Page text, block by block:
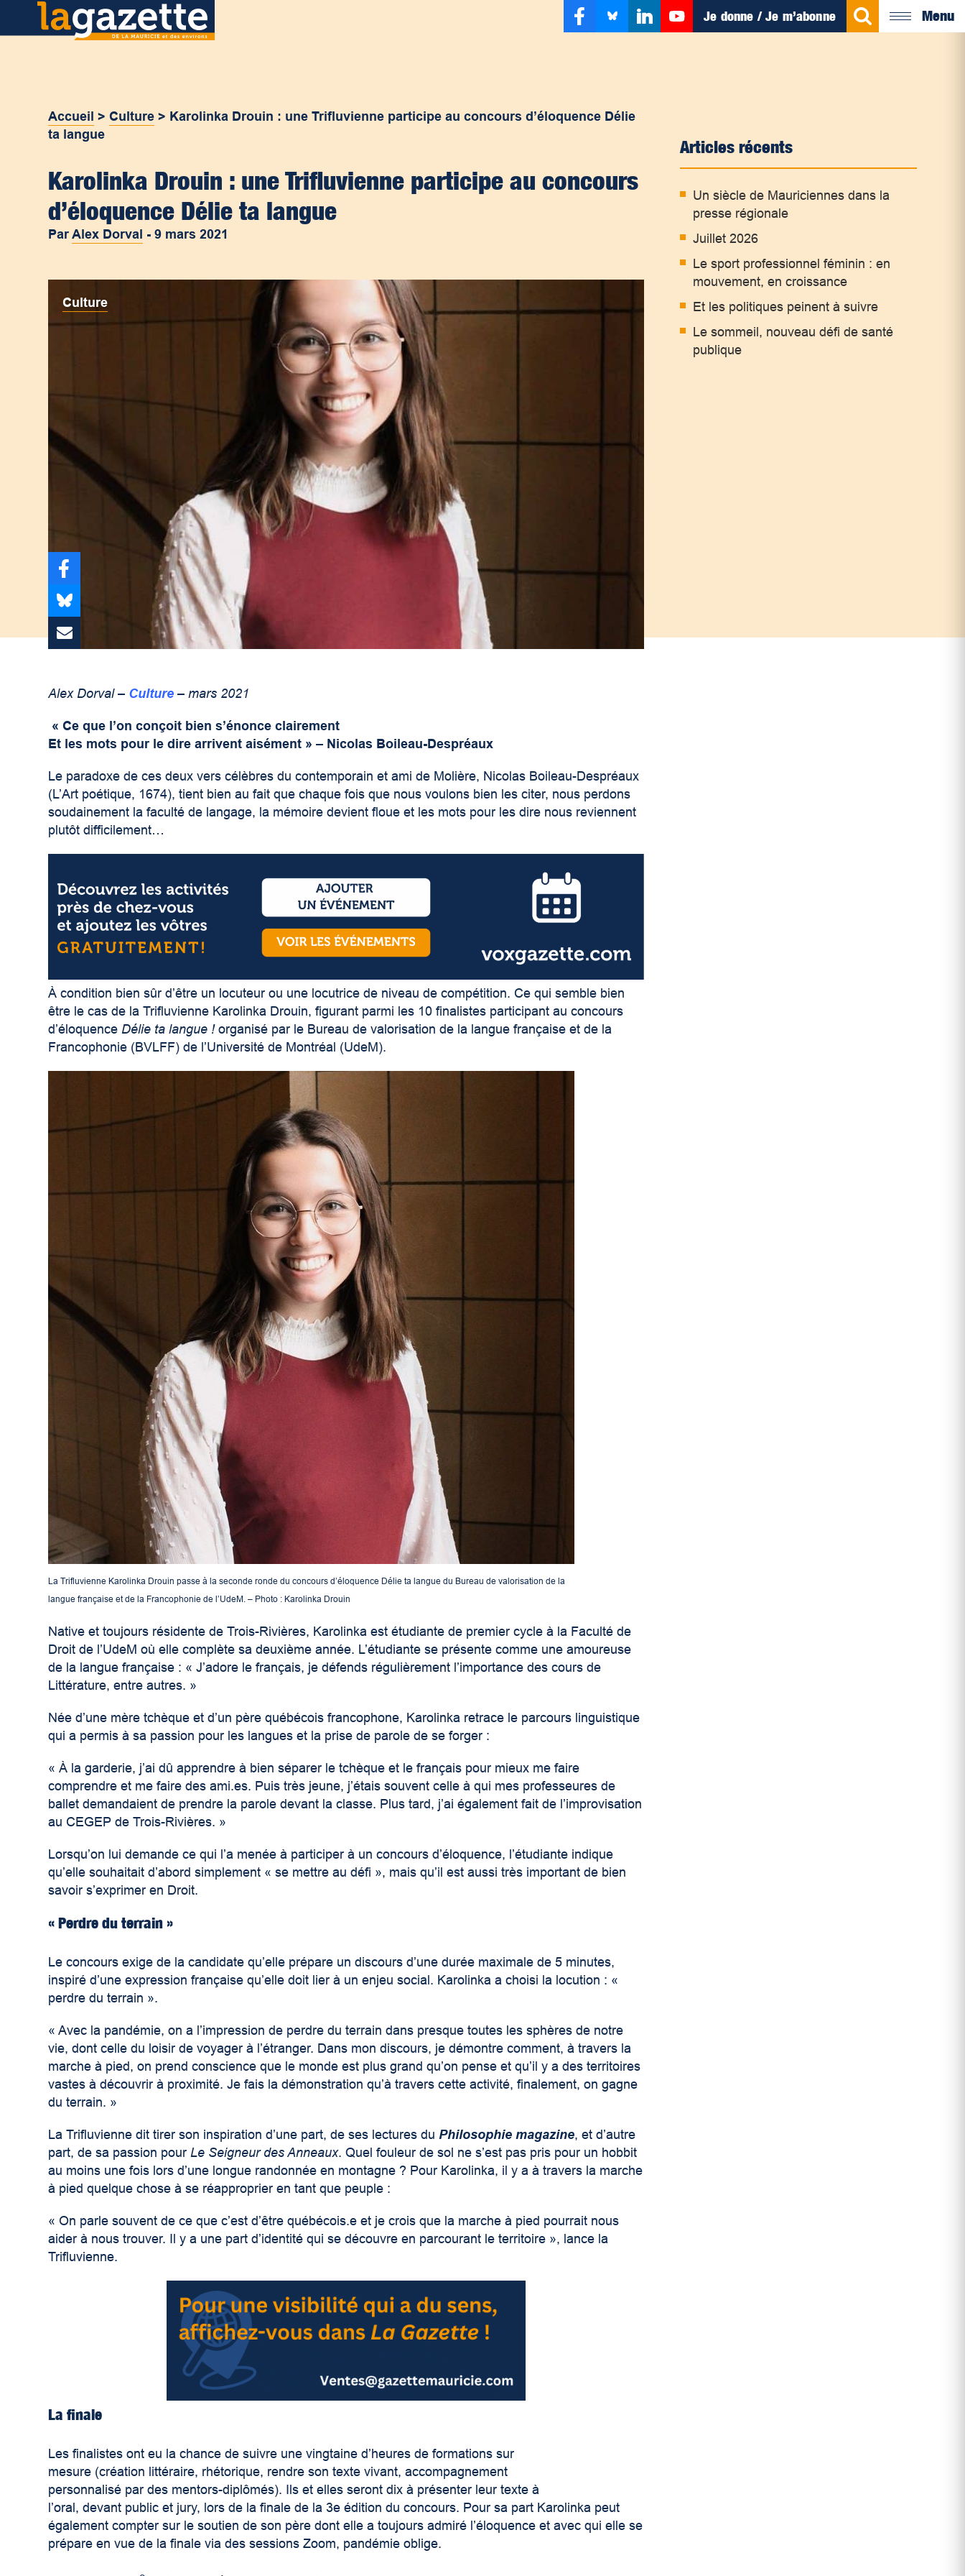
Je donne / Je m’abonne Menu
Accueil >Culture > Karolinka Drouin : une Trifluvienne participe au concours d’éloquence Délie
ta langue
Karolinka Drouin : une Trifluvienne participe au concours
d’éloquence Délie ta langue
ParAlex Dorval -9 mars 2021
Culture
Alex Dorval – Culture – mars 2021
« Ce que l’on conçoit bien s’énonce clairement
Et les mots pour le dire arrivent aisément » – Nicolas Boileau-Despréaux
Le paradoxe de ces deux vers célèbres du contemporain et ami de Molière, Nicolas Boileau-Despréaux
(L’Art poétique, 1674), tient bien au fait que chaque fois que nous voulons bien les citer, nous perdons
soudainement la faculté de langage, la mémoire devient floue et les mots pour les dire nous reviennent
plutôt difficilement…
À condition bien sûr d’être un locuteur ou une locutrice de niveau de compétition. Ce qui semble bien
être le cas de la Trifluvienne Karolinka Drouin, figurant parmi les 10 finalistes participant au concours
d’éloquenceDélie ta langue !organisé par le Bureau de valorisation de la langue française et de la
Francophonie (BVLFF) de l’Université de Montréal (UdeM).
La Trifluvienne Karolinka Drouin passe à la seconde ronde du concours d’éloquence Délie ta langue du Bureau de valorisation de la
langue française et de la Francophonie de l’UdeM. – Photo : Karolinka Drouin
Native et toujours résidente de Trois-Rivières, Karolinka est étudiante de premier cycle à la Faculté de
Droit de l’UdeM où elle complète sa deuxième année. L’étudiante se présente comme une amoureuse
de la langue française : « J’adore le français, je défends régulièrement l’importance des cours de
Littérature, entre autres. »
Née d’une mère tchèque et d’un père québécois francophone, Karolinka retrace le parcours linguistique
qui a permis à sa passion pour les langues et la prise de parole de se forger :
« À la garderie, j’ai dû apprendre à bien séparer le tchèque et le français pour mieux me faire
comprendre et me faire des ami.es. Puis très jeune, j’étais souvent celle à qui mes professeures de
ballet demandaient de prendre la parole devant la classe. Plus tard, j’ai également fait de l’improvisation
au CEGEP de Trois-Rivières. »
Lorsqu’on lui demande ce qui l’a menée à participer à un concours d’éloquence, l’étudiante indique
qu’elle souhaitait d’abord simplement « se mettre au défi », mais qu’il est aussi très important de bien
savoir s’exprimer en Droit.
« Perdre du terrain »
Le concours exige de la candidate qu’elle prépare un discours d’une durée maximale de 5 minutes,
inspiré d’une expression française qu’elle doit lier à un enjeu social. Karolinka a choisi la locution : «
perdre du terrain ».
« Avec la pandémie, on a l’impression de perdre du terrain dans presque toutes les sphères de notre
vie, dont celle du loisir de voyager à l’étranger. Dans mon discours, je démontre comment, à travers la
marche à pied, on prend conscience que le monde est plus grand qu’on pense et qu’il y a des territoires
vastes à découvrir à proximité. Je fais la démonstration qu’à travers cette activité, finalement, on gagne
du terrain. »
La Trifluvienne dit tirer son inspiration d’une part, de ses lectures duPhilosophie magazine, et d’autre
part, de sa passion pourLe Seigneur des Anneaux. Quel fouleur de sol ne s’est pas pris pour un hobbit
au moins une fois lors d’une longue randonnée en montagne ? Pour Karolinka, il y a à travers la marche
à pied quelque chose à se réapproprier en tant que peuple :
« On parle souvent de ce que c’est d’être québécois.e et je crois que la marche à pied pourrait nous
aider à nous trouver. Il y a une part d’identité qui se découvre en parcourant le territoire », lance la
Trifluvienne.
La finale
Les finalistes ont eu la chance de suivre une vingtaine d’heures de formations sur
mesure (création littéraire, rhétorique, rendre son texte vivant, accompagnement
personnalisé par des mentors-diplômés). Ils et elles seront dix à présenter leur texte à
l’oral, devant public et jury, lors de la finale de la 3e édition du concours. Pour sa part Karolinka peut
également compter sur le soutien de son père dont elle a toujours admiré l’éloquence et avec qui elle se
prépare en vue de la finale via des sessions Zoom, pandémie oblige.
Articles récents
Un siècle de Mauriciennes dans la
presse régionale
Juillet 2026
Le sport professionnel féminin : en
mouvement, en croissance
Et les politiques peinent à suivre
Le sommeil, nouveau défi de santé
publique